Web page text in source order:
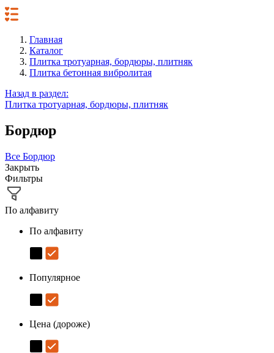
Главная
Каталог
Плитка тротуарная, бордюры, плитняк
Плитка бетонная вибролитая
Назад в раздел:
Плитка тротуарная, бордюры, плитняк
Бордюр
Все Бордюр
Закрыть
Фильтры
По алфавиту
По алфавиту
Популярное
Цена (дороже)